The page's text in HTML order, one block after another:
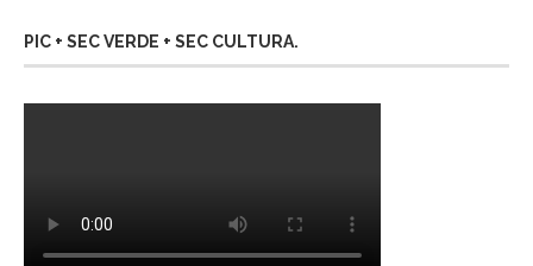
PIC + SEC VERDE + SEC CULTURA.